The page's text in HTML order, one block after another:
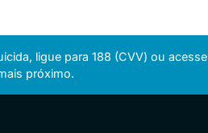
ligue para 188 (CVV) ou acesse
próximo.